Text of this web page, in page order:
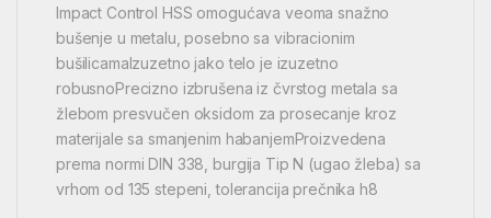
Impact Control HSS omogućava veoma snažno
bušenje u metalu, posebno sa vibracionim
bušilicamaIzuzetno jako telo je izuzetno
robusnoPrecizno izbrušena iz čvrstog metala sa
žlebom presvučen oksidom za prosecanje kroz
materijale sa smanjenim habanjemProizvedena
prema normi DIN 338, burgija Tip N (ugao žleba) sa
vrhom od 135 stepeni, tolerancija prečnika h8